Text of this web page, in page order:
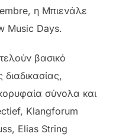
η Μπιενάλε
Music Days.
βασικό
διαδικασίας,
σύνολα και
Klangforum
Elias String